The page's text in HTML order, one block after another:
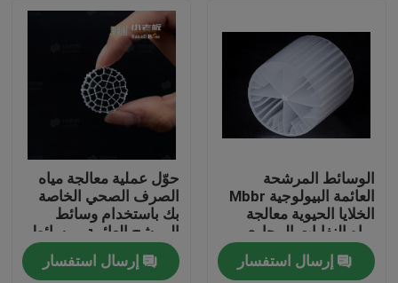
منتجات
معلومات عنا
جولة في المعمل
مراقبة الجودة
الوسائط المرشحة
العائمة البيولوجية Mbbr
الخلايا الحيوية معالجة
مياه النفايات المجاري
إرسال استفسار
حوّل عملية معالجة مياه
الصرف الصحي الخاصة
بك باستخدام وسائط
المرشح العائمة - وسائط
مرشح MBBR الحيوية
الأكثر فعاليةإرسال استفسار